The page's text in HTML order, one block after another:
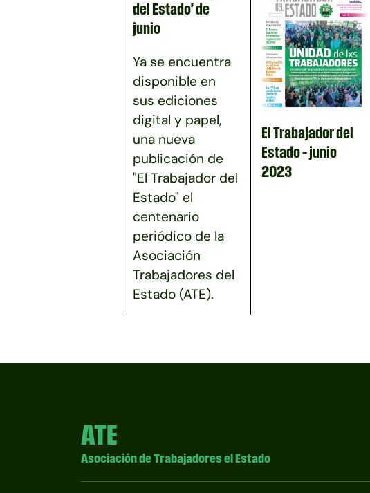
del Estado’ de
junio
Ya se encuentra
disponible en
sus ediciones
digital y papel,
una nueva
publicación de
"El Trabajador del
Estado" el
centenario
periódico de la
Asociación
Trabajadores del
Estado (ATE).
El Trabajador del
Estado – junio
2023
ATE
Asociación de Trabajadores el Estado